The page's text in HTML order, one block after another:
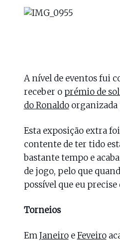
A nível de eventos fui
receber o prémio de
do Ronaldoorganizada
Esta exposição extra
contente de ter tido
bastante tempo e
de jogo, pelo que
possível que eu
Torneios
EmJaneiroeFeveiro